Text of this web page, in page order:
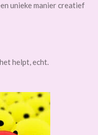
unieke manier creatief
helpt, echt.